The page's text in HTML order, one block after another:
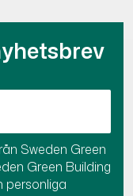
Sweden Green
Green Building
personliga